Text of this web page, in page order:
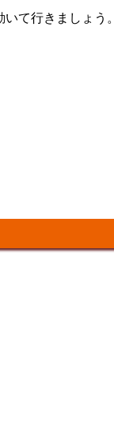
て行きましょう。